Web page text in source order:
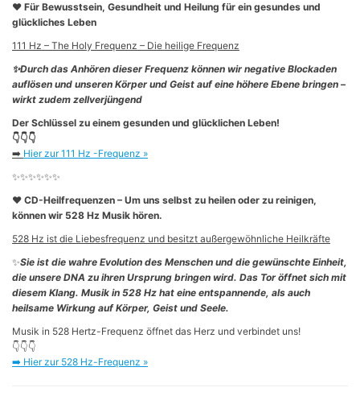
❤️ Für Bewusstsein, Gesundheit und Heilung für ein gesundes und
glückliches Leben
111 Hz – The Holy Frequenz – Die heilige Frequenz
✨Durch das Anhören dieser Frequenz können wir negative Blockaden
auflösen und unseren Körper und Geist auf eine höhere Ebene bringen –
wirkt zudem zellverjüngend
Der Schlüssel zu einem gesunden und glücklichen Leben!
👇👇👇
➡️ Hier zur 111 Hz -Frequenz »
✨✨✨✨✨✨
❤️ CD-Heilfrequenzen – Um uns selbst zu heilen oder zu reinigen,
können wir 528 Hz Musik hören.
528 Hz ist die Liebesfrequenz und besitzt außergewöhnliche Heilkräfte
✨Sie ist die wahre Evolution des Menschen und die gewünschte Einheit,
die unsere DNA zu ihren Ursprung bringen wird. Das Tor öffnet sich mit
diesem Klang. Musik in 528 Hz hat eine entspannende, als auch
heilsame Wirkung auf Körper, Geist und Seele.
Musik in 528 Hertz-Frequenz öffnet das Herz und verbindet uns!
👇👇👇
➡️ Hier zur 528 Hz-Frequenz »